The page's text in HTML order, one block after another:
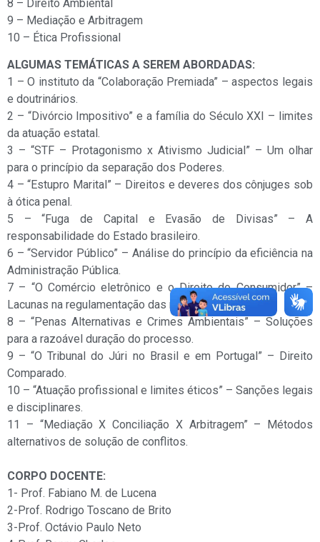
8 – Direito Ambiental
9 – Mediação e Arbitragem
10 – Ética Profissional
ALGUMAS TEMÁTICAS A SEREM ABORDADAS:
1 – O instituto da “Colaboração Premiada” – aspectos legais
e doutrinários.
2 – “Divórcio Impositivo” e a família do Século XXI – limites
da atuação estatal.
3 – “STF – Protagonismo x Ativismo Judicial” – Um olhar
para o princípio da separação dos Poderes.
4 – “Estupro Marital” – Direitos e deveres dos cônjuges sob
à ótica penal.
5 – “Fuga de Capital e Evasão de Divisas” – A
responsabilidade do Estado brasileiro.
6 – “Servidor Público” – Análise do princípio da eficiência na
Administração Pública.
7 – “O Comércio eletrônico e o Direito do Consumidor” –
Lacunas na regulamentação das normas;
8 – “Penas Alternativas e Crimes Ambientais” – Soluções
para a razoável duração do processo.
9 – “O Tribunal do Júri no Brasil e em Portugal” – Direito
Comparado.
10 – “Atuação profissional e limites éticos” – Sanções legais
e disciplinares.
11 – “Mediação X Conciliação X Arbitragem” – Métodos
alternativos de solução de conflitos.
CORPO DOCENTE:
1- Prof. Fabiano M. de Lucena
2-Prof. Rodrigo Toscano de Brito
3-Prof. Octávio Paulo Neto